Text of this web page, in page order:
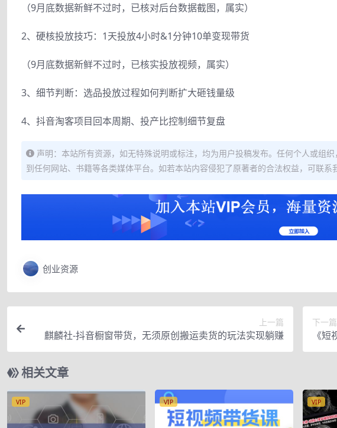
（9月底数据新鲜不过时，已核对后台数据截图，属实）
2、硬核投放技巧：1天投放4小时&1分钟10单变现带货
（9月底数据新鲜不过时，已核实投放视频，属实）
3、细节判断：选品投放过程如何判断扩大砸钱量级
4、抖音淘客项目回本周期、投产比控制细节复盘
声明：本站所有资源，如无特殊说明或标注，均为用户投稿发布。任何个人或组
到任何网站、书籍等各类媒体平台。如若本站内容侵犯了原著者的合法权益，可联系
创业资源
上一篇
麒麟社-抖音橱窗带货，无须原创搬运卖货的玩法实现躺赚
下一篇
《
发一
相关文章
VIP VIP VIP